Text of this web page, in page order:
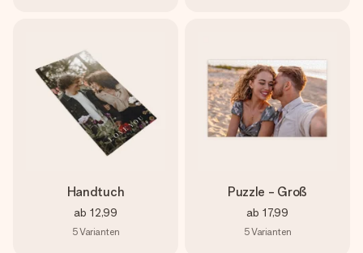
Handtuch
ab 12,99
5Varianten
Puzzle - Groß
ab 17,99
5Varianten